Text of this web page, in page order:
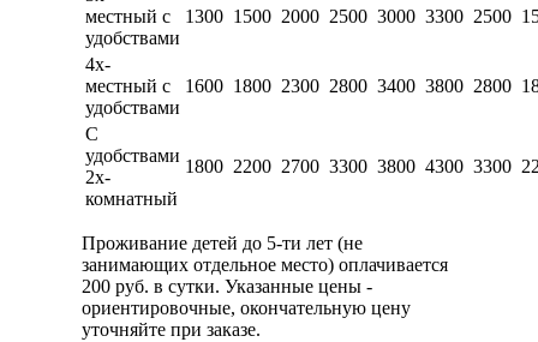
местный c
удобствами
1300 1500 2000 2500 3000 3300 2500
4х-
местный c
удобствами
1600 1800 2300 2800 3400 3800 2800
С
удобствами
2х-
комнатный
1800 2200 2700 3300 3800 4300 3300
Проживание детей до 5-ти лет (не
занимающих отдельное место) оплачивается
200 руб. в сутки. Указанные цены -
ориентировочные, окончательную цену
уточняйте при заказе.